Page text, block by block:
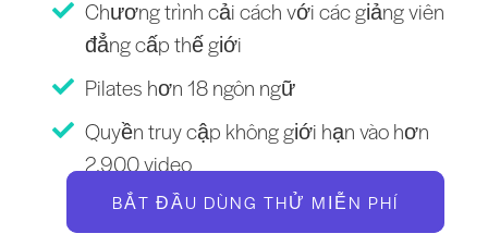
Chương trình cải cách với các giảng viên
đẳng cấp thế giới
Pilates hơn 18 ngôn ngữ
Quyền truy cập không giới hạn vào hơn
2.900 video
BẮT ĐẦU DÙNG THỬ MIỄN PHÍ